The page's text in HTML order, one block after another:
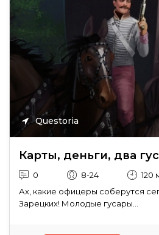
Questoria
Карты, деньги, два
0 8-24 120
Ах, какие офицеры соберутся
Зарецких! Молодые гусары...